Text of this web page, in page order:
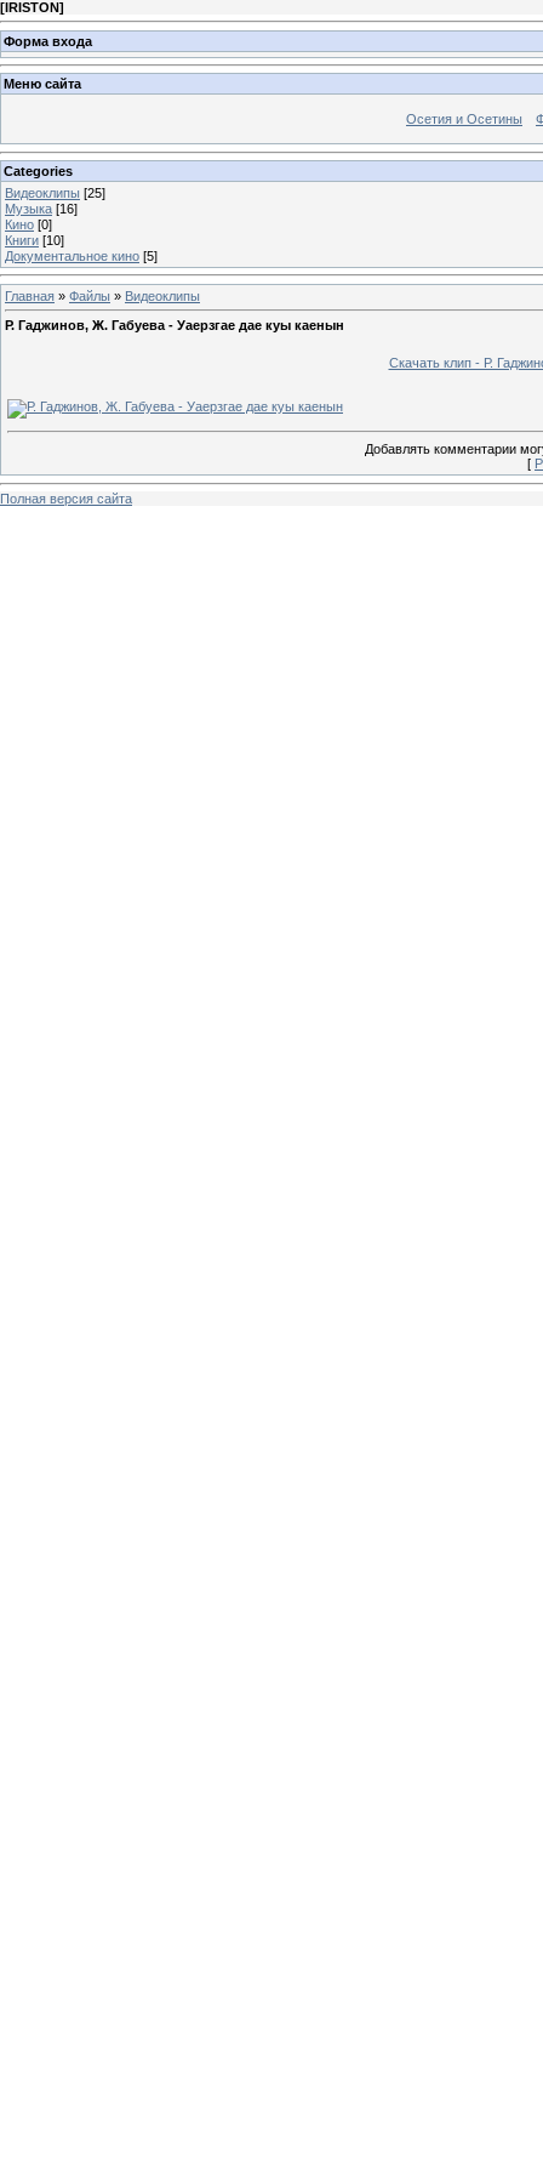
[IRISTON]
Форма входа
Меню сайта
Осетия и Осетины
Categories
Видеоклипы [25]
Музыка [16]
Кино [0]
Книги [10]
Документальное кино [5]
Главная » Файлы » Видеоклипы
Р. Гаджинов, Ж. Габуева - Уаерзгае дае куы каенын
Скачать клип - Р.
Добавлять комментарии
[
Полная версия сайта